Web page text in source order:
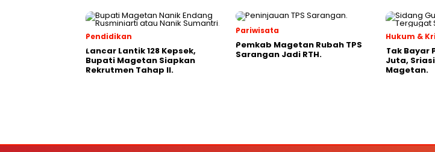
Pendidikan
Lancar Lantik 128 Kepsek,
Bupati Magetan Siapkan
Rekrutmen Tahap II.
Pariwisata
Pemkab Magetan Rubah TPS
Sarangan Jadi RTH.
Hukum &
Tak Bayar
Juta,
Magetan.